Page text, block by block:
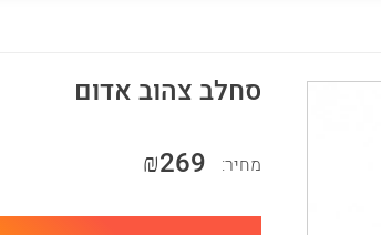
סחלב צהוב אדום
מחיר: ₪269